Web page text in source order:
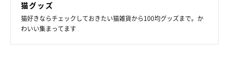
猫グッズ
猫好きならチェックしておきたい猫雑貨から100均グッズまで。か
わいい集まってます